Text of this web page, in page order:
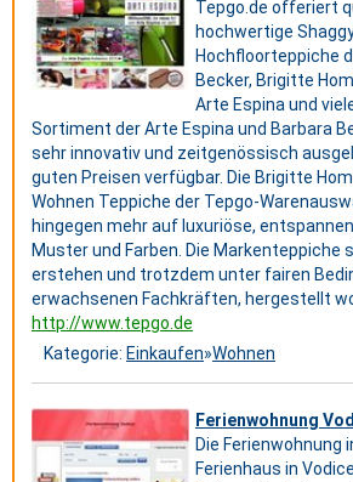
Tepgo.de offeriert
hochwertige
Hochfloorteppiche
Becker, Brigitte
Arte Espina und
Sortiment der Arte Espina und Barbara
sehr innovativ und zeitgenössisch
guten Preisen verfügbar. Die Brigitte
Wohnen Teppiche der Tepgo-
hingegen mehr auf luxuriöse,
Muster und Farben. Die Markenteppiche
erstehen und trotzdem unter fairen
erwachsenen Fachkräften, hergestellt
http://www.tepgo.de
Kategorie: Einkaufen»Wohnen
Ferienwohnung
Die Ferienwohnung
Ferienhaus in